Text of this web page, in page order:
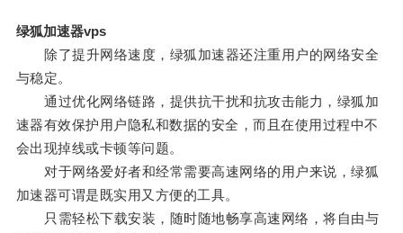
绿狐加速器vps
除了提升网络速度，绿狐加速器还注重用户的网络安全
与稳定。
通过优化网络链路，提供抗干扰和抗攻击能力，绿狐加
速器有效保护用户隐私和数据的安全，而且在使用过程中不
会出现掉线或卡顿等问题。
对于网络爱好者和经常需要高速网络的用户来说，绿狐
加速器可谓是既实用又方便的工具。
只需轻松下载安装，随时随地畅享高速网络，将自由与